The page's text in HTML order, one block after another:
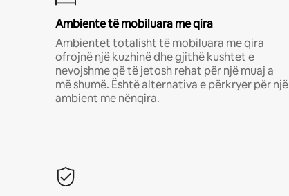
Ambiente të mobiluara me qira
Ambientet totalisht të mobiluara me qira
ofrojnë një kuzhinë dhe gjithë kushtet e
nevojshme që të jetosh rehat për një muaj a
më shumë. Është alternativa e përkryer për një
ambient me nënqira.